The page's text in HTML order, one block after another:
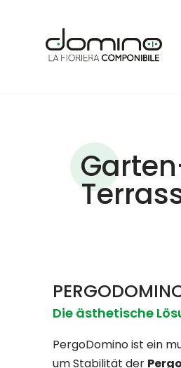
Die ästhetische
PergoDomino ist ein
um Stabilität der